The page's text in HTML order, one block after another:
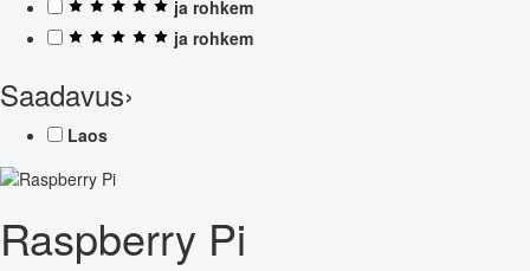
ja rohkem
ja rohkem
Saadavus›
Laos
Raspberry Pi